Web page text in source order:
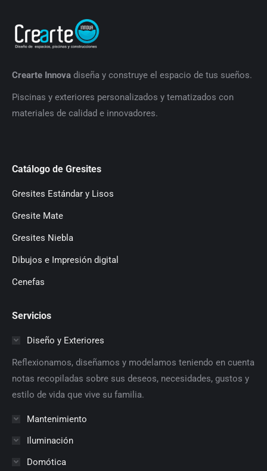
Crearte Innova diseña y construye el espacio de tus sueños.
Piscinas y exteriores personalizados y tematizados con
materiales de calidad e innovadores.
Catálogo de Gresites
Gresites Estándar y Lisos
Gresite Mate
Gresites Niebla
Dibujos e Impresión digital
Cenefas
Servicios
Diseño y Exteriores
Reflexionamos, diseñamos y modelamos teniendo en cuenta
notas recopiladas sobre sus deseos, necesidades, gustos y
estilo de vida que vive su familia.
Mantenimiento
Iluminación
Domótica